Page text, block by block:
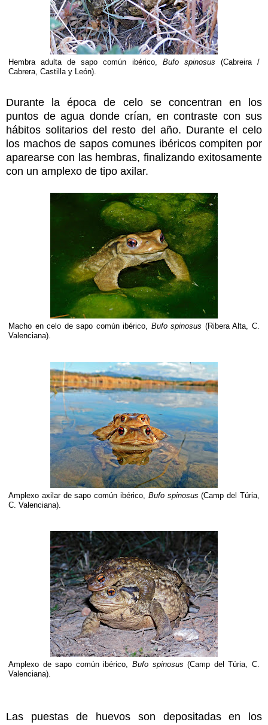
Hembra adulta de sapo común ibérico, Bufo spinosus (Cabreira /
Cabrera, Castilla y León).
Durante la época de celo se concentran en los
puntos de agua donde crían, en contraste con sus
hábitos solitarios del resto del año. Durante el celo
los machos de sapos comunes ibéricos compiten por
aparearse con las hembras, finalizando exitosamente
con un amplexo de tipo axilar.
Macho en celo de sapo común ibérico, Bufo spinosus (Ribera Alta, C.
Valenciana).
Amplexo axilar de sapo común ibérico, Bufo spinosus (Camp del Túria,
C. Valenciana).
Amplexo de sapo común ibérico, Bufo spinosus (Camp del Túria, C.
Valenciana).
Las puestas de huevos son depositadas en los